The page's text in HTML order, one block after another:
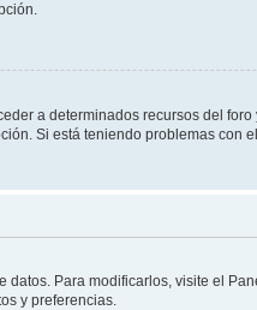
a determinados recursos del
Si está teniendo problemas con
Para modificarlos, visite el
y preferencias.